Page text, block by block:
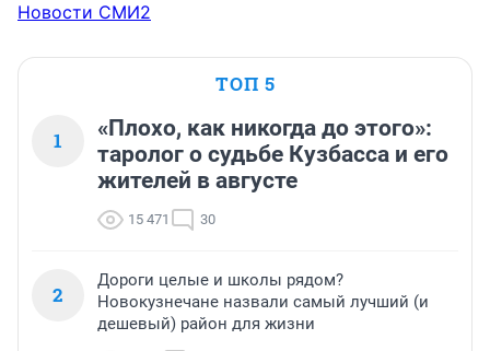
Новости СМИ2
ТОП 5
1
«Плохо, как никогда до этого»:
таролог о судьбе Кузбасса и его
жителей в августе
15 471 30
2
Дороги целые и школы рядом?
Новокузнечане назвали самый лучший (и
дешевый) район для жизни